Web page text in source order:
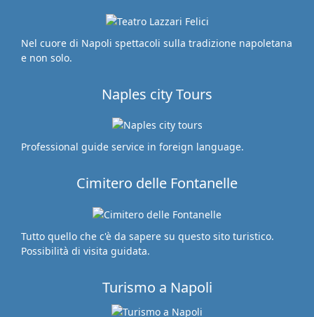
Nel cuore di Napoli spettacoli sulla tradizione napoletana
e non solo.
Naples city Tours
Professional guide service in foreign language.
Cimitero delle Fontanelle
Tutto quello che c'è da sapere su questo sito turistico.
Possibilità di visita guidata.
Turismo a Napoli